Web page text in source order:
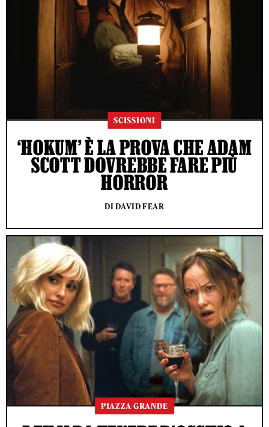
SCISSIONI
‘HOKUM’ È LA PROVA CHE ADAM
SCOTT DOVREBBE FARE PIÙ
HORROR
DI DAVID FEAR
PIAZZA GRANDE